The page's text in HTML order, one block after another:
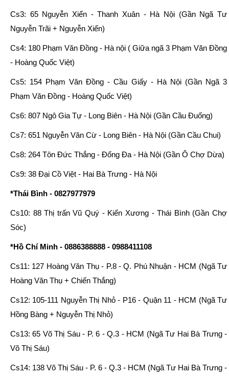
Cs3: 65 Nguyễn Xiển - Thanh Xuân - Hà Nội (Gần Ngã Tư
Nguyễn Trãi + Nguyễn Xiển)
Cs4: 180 Phạm Văn Đồng - Hà nội ( Giữa ngã 3 Phạm Văn Đồng
- Hoàng Quốc Việt)
Cs5: 154 Phạm Văn Đồng - Cầu Giấy - Hà Nội (Gần Ngã 3
Phạm Văn Đồng - Hoàng Quốc Việt)
Cs6: 807 Ngô Gia Tự - Long Biên - Hà Nội (Gần Cầu Đuống)
Cs7: 651 Nguyễn Văn Cừ - Long Biên - Hà Nội (Gần Cầu Chui)
Cs8: 264 Tôn Đức Thắng - Đống Đa - Hà Nội (Gần Ô Chợ Dừa)
Cs9: 38 Đại Cồ Việt - Hai Bà Trưng - Hà Nội
*Thái Bình - 0827977979
Cs10: 88 Thị trấn Vũ Quý - Kiến Xương - Thái Bình (Gần Chợ
Sóc)
*Hồ Chí Minh - 0886388888 - 0988411108
Cs11: 127 Hoàng Văn Thụ - P.8 - Q. Phú Nhuận - HCM (Ngã Tư
Hoàng Văn Thụ + Chiến Thắng)
Cs12: 105-111 Nguyễn Thị Nhỏ - P16 - Quận 11 - HCM (Ngã Tư
Hồng Bàng + Nguyễn Thị Nhỏ)
Cs13: 65 Võ Thị Sáu - P. 6 - Q.3 - HCM (Ngã Tư Hai Bà Trưng -
Võ Thị Sáu)
Cs14: 138 Võ Thị Sáu - P. 6 - Q.3 - HCM (Ngã Tư Hai Bà Trưng -